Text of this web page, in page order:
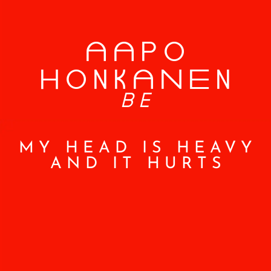
aapO
HOnKaNen
BE
MY HEAD IS HEAVY
AND IT HURTS